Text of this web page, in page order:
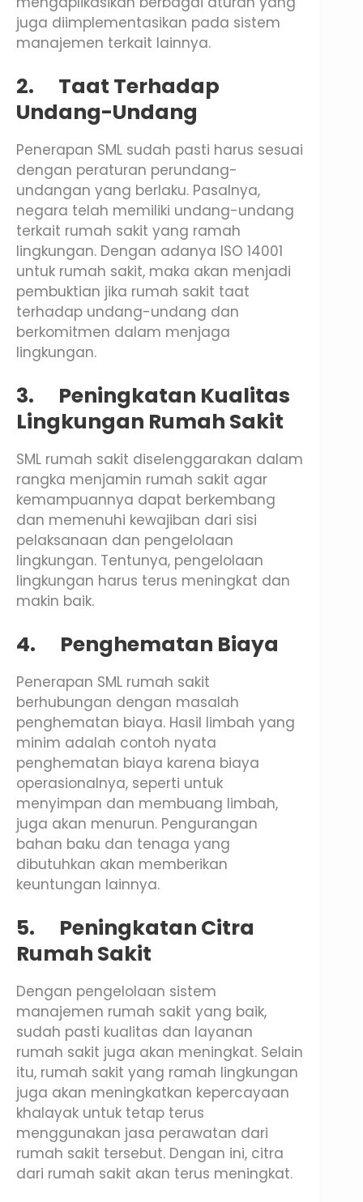
juga diimplementasikan pada sistem
manajemen terkait lainnya.
2. Taat Terhadap
Undang-Undang
Penerapan SML sudah pasti harus sesuai
dengan peraturan perundang-
undangan yang berlaku. Pasalnya,
negara telah memiliki undang-undang
terkait rumah sakit yang ramah
lingkungan. Dengan adanya ISO 14001
untuk rumah sakit, maka akan menjadi
pembuktian jika rumah sakit taat
terhadap undang-undang dan
berkomitmen dalam menjaga
lingkungan.
3. Peningkatan Kualitas
Lingkungan Rumah Sakit
SML rumah sakit diselenggarakan dalam
rangka menjamin rumah sakit agar
kemampuannya dapat berkembang
dan memenuhi kewajiban dari sisi
pelaksanaan dan pengelolaan
lingkungan. Tentunya, pengelolaan
lingkungan harus terus meningkat dan
makin baik.
4. Penghematan Biaya
Penerapan SML rumah sakit
berhubungan dengan masalah
penghematan biaya. Hasil limbah yang
minim adalah contoh nyata
penghematan biaya karena biaya
operasionalnya, seperti untuk
menyimpan dan membuang limbah,
juga akan menurun. Pengurangan
bahan baku dan tenaga yang
dibutuhkan akan memberikan
keuntungan lainnya.
5. Peningkatan Citra
Rumah Sakit
Dengan pengelolaan sistem
manajemen rumah sakit yang baik,
sudah pasti kualitas dan layanan
rumah sakit juga akan meningkat. Selain
itu, rumah sakit yang ramah lingkungan
juga akan meningkatkan kepercayaan
khalayak untuk tetap terus
menggunakan jasa perawatan dari
rumah sakit tersebut. Dengan ini, citra
dari rumah sakit akan terus meningkat.